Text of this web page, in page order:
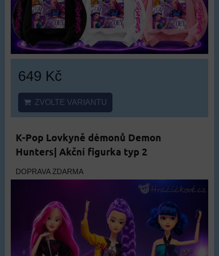
649 Kč
ZVOLTE VARIANTU
K-Pop Lovkyně démonů Demon
Hunters| Akční figurka typ 2
DOPRAVA ZDARMA